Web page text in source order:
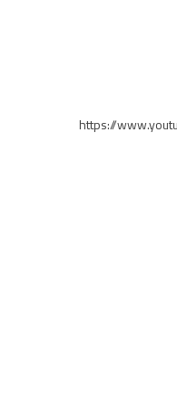
https://